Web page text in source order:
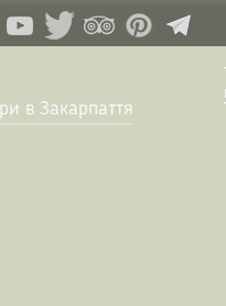
в Закарпаття